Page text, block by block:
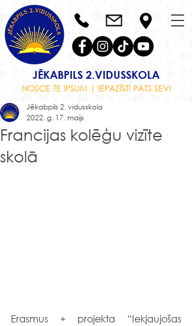
JĒKABPILS 2.VIDUSSKOLA
NOSCE TE IPSUM | IEPAZĪSTI PATS SEVI
Francijas kolēģu vizīte
skolā
Jēkabpils 2. vidusskola
2022. g. 17. maijs
Erasmus + projekta “Iekļaujošas